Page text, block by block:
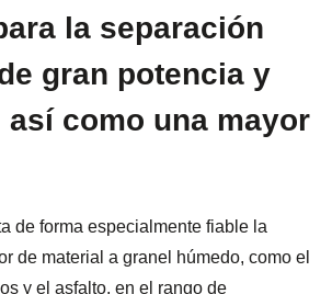
la separación
gran potencia y
como una mayor
de forma especialmente fiable la
de material a granel húmedo, como el
y el asfalto, en el rango de